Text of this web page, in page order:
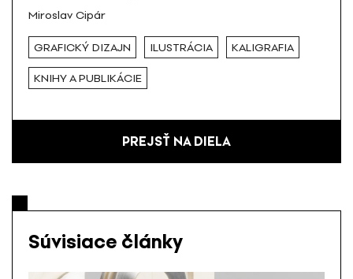
Miroslav Cipár
GRAFICKÝ DIZAJN ILUSTRÁCIA KALIGRAFIA
KNIHY A PUBLIKÁCIE
PREJSŤ NA DIELA
Súvisiace články